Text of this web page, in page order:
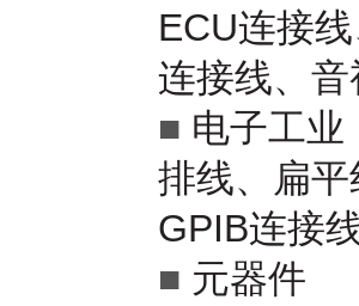
ECU连接
连接线、
■ 电子工业
排线、扁
GPIB连接
■ 元器件